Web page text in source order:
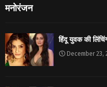
मनोरंजन
हिंदू युवक की
December 23,